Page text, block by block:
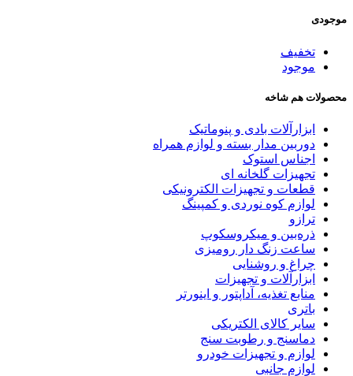
موجودی
تخفیف
موجود
محصولات هم شاخه
ابزارآلات بادی و پنوماتیک
دوربین مدار بسته و لوازم همراه
اجناس استوک
تجهیزات گلخانه ای
قطعات و تجهیزات الکترونیکی
لوازم کوه نوردی و کمپینگ
ترازو
ذره‌بین و میکروسکوپ
ساعت زنگ دار رومیزی
چراغ و روشنایی
ابزارآلات و تجهیزات
منابع تغذیه، آداپتور و اینورتر
باتری
سایر کالای الکتریکی
دماسنج و رطوبت سنج
لوازم و تجهیزات خودرو
لوازم جانبی